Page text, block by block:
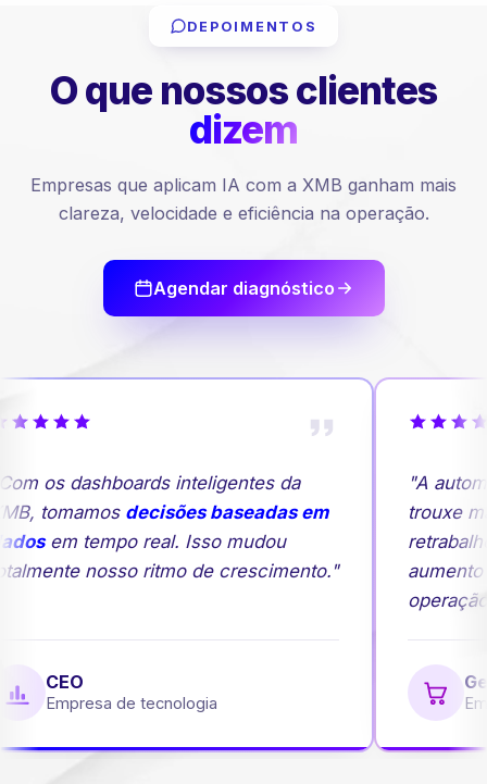
DEPOIMENTOS
O que nossosclientes
dizem
Empresas que aplicam IA com a XMB ganham mais
clareza, velocidade e eficiência na operação.
Agendar diagnóstico
os dashboards inteligentes da
tomamosdecisões baseadas em
em tempo real. Isso mudou
nosso ritmo de crescimento."
CEO
Empresa de tecnologia
"A
trouxe